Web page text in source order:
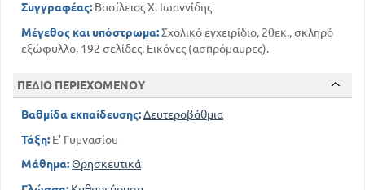
Συγγραφέας: Βασίλειος Χ. Ιωαννίδης
Μέγεθος και υπόστρωμα:Σχολικό εγχειρίδιο, 20εκ., σκληρό
εξώφυλλο, 192 σελίδες. Εικόνες (ασπρόμαυρες).
ΠΕΔΙΟ ΠΕΡΙΕΧΟΜΕΝΟΥ
Βαθμίδα εκπαίδευσης:Δευτεροβάθμια
Τάξη: Ε' Γυμνασίου
Μάθημα:Θρησκευτικά